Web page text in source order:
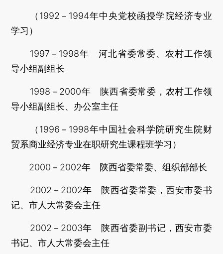
（1992－1994年中央党校函授学院经济专业
学习）
1997－1998年 河北省委常委、农村工作领
导小组副组长
1998－2000年 陕西省委常委，农村工作领
导小组副组长、办公室主任
（1996－1998年中国社会科学院研究生院财
贸系商业经济专业在职研究生课程班学习）
2000－2002年 陕西省委常委、组织部部长
2002－2002年 陕西省委常委，西安市委书
记、市人大常委会主任
2002－2003年 陕西省委副书记，西安市委
书记、市人大常委会主任